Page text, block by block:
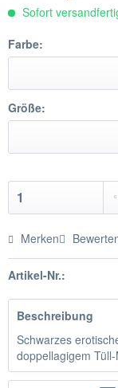
Sofort
Farbe:
Größe:
Merken
Artikel-Nr.:
Beschreibung
Schwarzes
doppellagigem